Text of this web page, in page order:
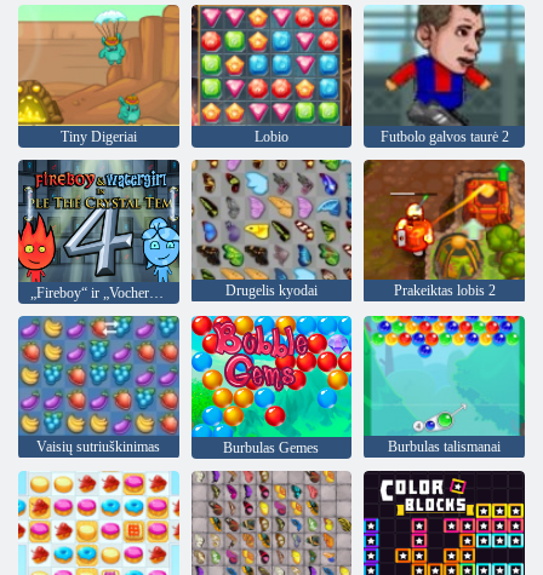
Tiny Digeriai Lobio Futbolo galvos taurė 2
Drugelis kyodai Prakeiktas lobis 2
Vaisių sutriuškinimas Burbulas Gemes Burbulas talismanai